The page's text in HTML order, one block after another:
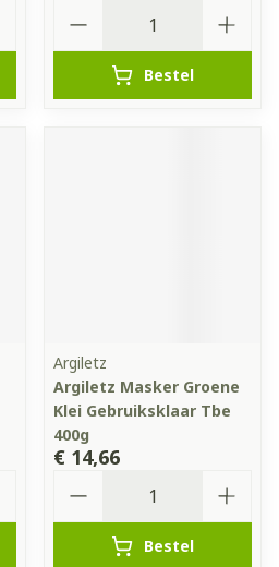
Bestel
Argiletz
Argiletz Masker Groene
Klei Gebruiksklaar Tbe
400g
€ 14,66
Bestel